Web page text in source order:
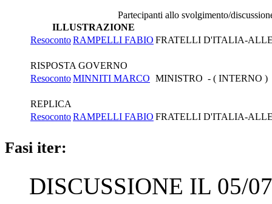
Partecipanti allo svolgimento/
ILLUSTRAZIONE
ResocontoRAMPELLI FABIO FRATELLI D'ITALIA-
RISPOSTA GOVERNO
ResocontoMINNITI MARCO MINISTRO - ( INTERNO )
REPLICA
ResocontoRAMPELLI FABIO FRATELLI D'ITALIA-
Fasi iter:
DISCUSSIONE IL 05/